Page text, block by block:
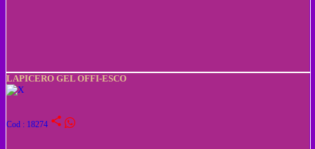
LAPICERO GEL OFFI-ESCO
Cod : 18274 share